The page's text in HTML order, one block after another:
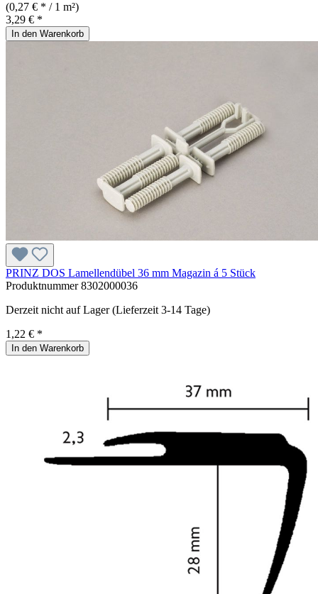
(0,27 € * / 1 m²)
3,29 € *
In den Warenkorb
PRINZ DOS Lamellendübel 36 mm Magazin á 5 Stück
Produktnummer8302000036
Derzeit nicht auf Lager (Lieferzeit 3-14 Tage)
1,22 € *
In den Warenkorb